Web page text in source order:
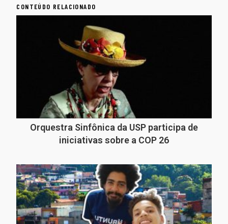
CONTEÚDO RELACIONADO
Orquestra Sinfônica da USP participa de
iniciativas sobre a COP 26